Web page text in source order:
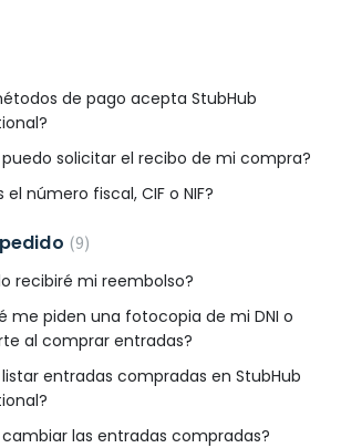
de pago acepta StubHub
solicitar el recibo de mi compra?
el número fiscal, CIF o NIF?
9
recibiré mi reembolso?
me piden una fotocopia de mi DNI o
al comprar entradas?
entradas compradas en StubHub
las entradas compradas?